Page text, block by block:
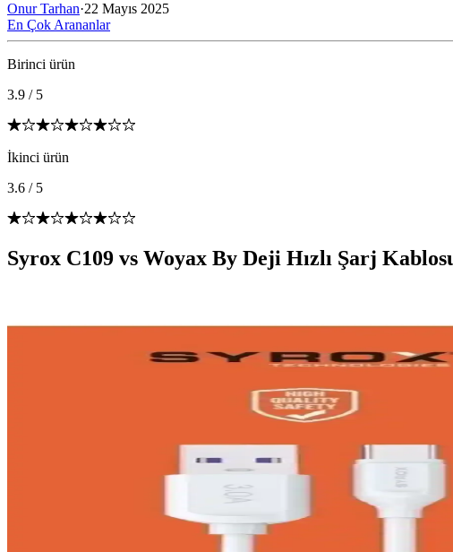
Onur Tarhan·22 Mayıs 2025
En Çok Arananlar
Birinci ürün
3.9 / 5
İkinci ürün
3.6 / 5
Syrox C109 vs Woyax By Deji Hızlı Şarj